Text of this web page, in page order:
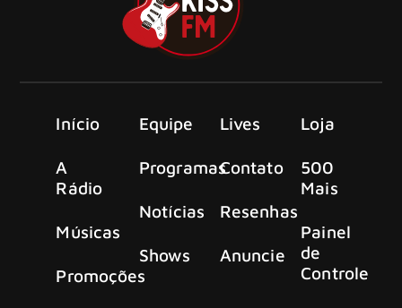
Início
A
Rádio
Músicas
Promoções
Equipe
Programas
Notícias
Shows
Lives
Contato
Resenhas
Anuncie
Loja
500
Mais
Painel
de
Controle